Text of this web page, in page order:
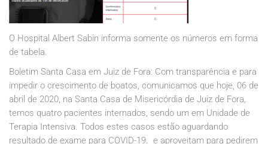
O Hospital Albert Sabin informa somente os números em forma
de tabela.
Boletim Santa Casa em Juiz de Fora: Com transparência e para
impedir o crescimento de boatos, comunicamos que hoje, 06 de
abril de 2020, na Santa Casa de Misericórdia de Juiz de Fora,
temos quatro pacientes internados, sendo um em Unidade de
Terapia Intensiva. Todos estes casos estão aguardando
resultado de exame para COVID-19. e aproveitam para pedirem